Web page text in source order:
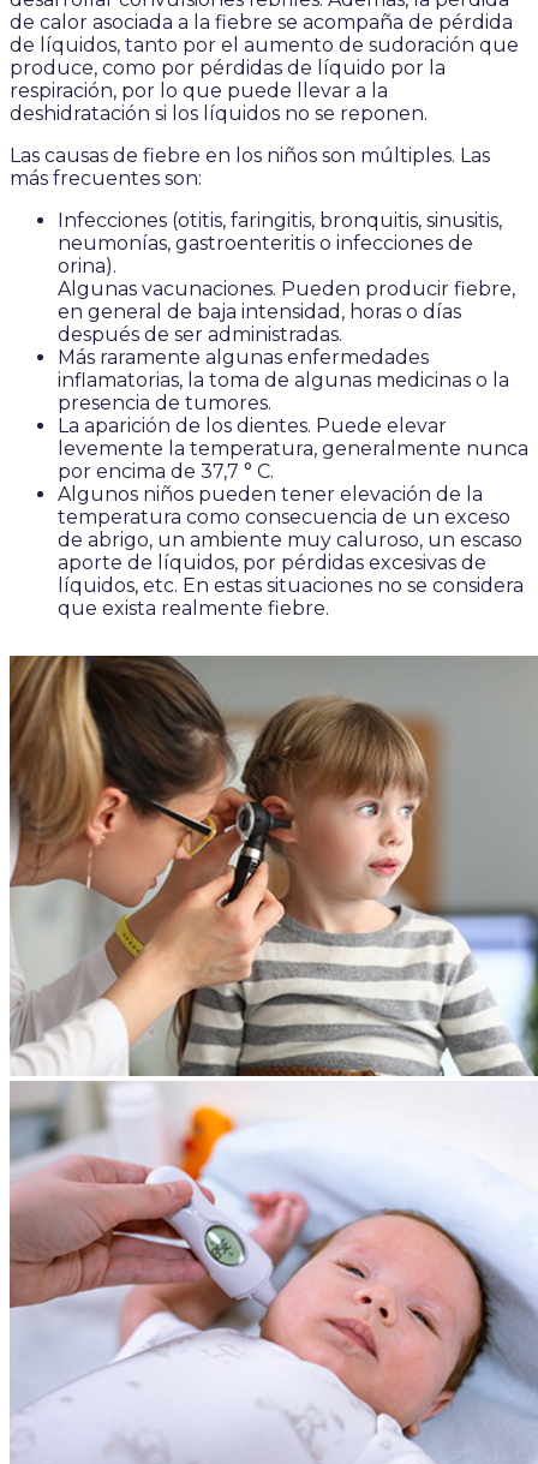
de calor asociada a la fiebre se acompaña de pérdida
de líquidos, tanto por el aumento de sudoración que
produce, como por pérdidas de líquido por la
respiración, por lo que puede llevar a la
deshidratación si los líquidos no se reponen.
Las causas de fiebre en los niños son múltiples. Las
más frecuentes son:
Infecciones (otitis, faringitis, bronquitis, sinusitis,
neumonías, gastroenteritis o infecciones de
orina).
Algunas vacunaciones. Pueden producir fiebre,
en general de baja intensidad, horas o días
después de ser administradas.
Más raramente algunas enfermedades
inflamatorias, la toma de algunas medicinas o la
presencia de tumores.
La aparición de los dientes. Puede elevar
levemente la temperatura, generalmente nunca
por encima de 37,7 ° C.
Algunos niños pueden tener elevación de la
temperatura como consecuencia de un exceso
de abrigo, un ambiente muy caluroso, un escaso
aporte de líquidos, por pérdidas excesivas de
líquidos, etc. En estas situaciones no se considera
que exista realmente fiebre.